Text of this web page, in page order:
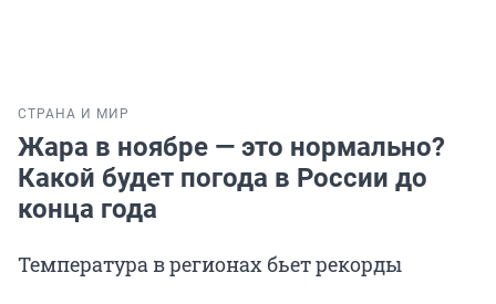
СТРАНА И МИР
Жара в ноябре — это нормально?
Какой будет погода в России до
конца года
Температура в регионах бьет рекорды